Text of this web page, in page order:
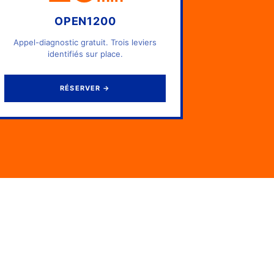
OPEN1200
Appel-diagnostic gratuit. Trois leviers
identifiés sur place.
RÉSERVER →